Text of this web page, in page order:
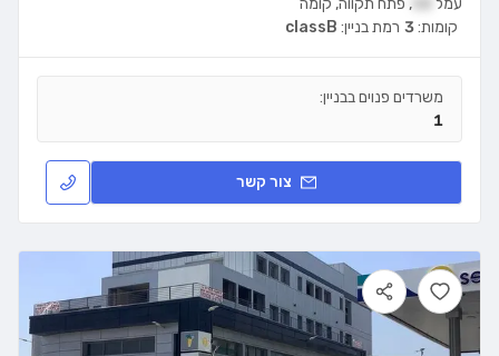
עמל , פתח תקווה, קומה
רמת בניין: classB קומות:3
משרדים פנוים בבניין:
1
צור קשר